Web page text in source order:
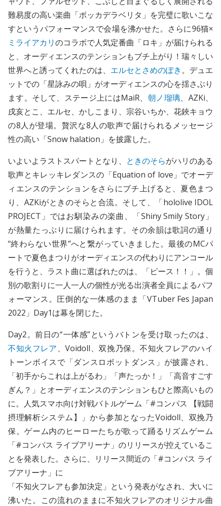
難易度の高い楽曲「ボッカデラベリタ」を完璧に歌いこな
すというパフォーマンスで会場を沸かせた。さらに96猫×
ミライアカリのコラボで人気定番曲「ロキ」が届けられる
と、オーディエンスのテンションもブチ上がり！瑞々しい
世界へと誘ってくれたのは、 エルセとさめのぽき。デュエ
ットでの「星詠みの唄」がオーディエンスの心を揺さぶり
ます。そして、ステージ上にはMaiR、 朝ノ瑠璃、AZKi、
戌亥とこ、エルセ、かしこまり、宗谷いちか、花鋏キョウ
の8人が登場。贅沢な8人の歌声で届けられるメッセージ
性の高い「Snow halation」を披露した。
いよいよラストスパートとなり、 ときのそらがハリのある
歌声とキレッキレダンスの「Equation of love」でオーデ
ィエンスのテンションをさらにブチ上げると、夏色まつ
り、AZKiがときのそらと合流。そして、「hololive IDOL
PROJECT」ではお馴染みの楽曲、「Shiny Smily Story」
が熱量たっぷりに届けられます。その余韻は歌詞の通り
“終わらない世界”へと繋がっていきました。最後のMCパ
ートで夏色まつりがオーディエンスの代わりにアンコール
を行うと、ラスト曲に選ばれたのは、「ピース！！」。個
別の歌割りに一人一人の個性が光る出演者全員によるパフ
ォーマンス。圧倒的な一体感のまま「VTuber Fes Japan
2022」Day1は幕を閉じた。
Day2。前日の“一体感”というバトンを受け取ったのは、
不知火フレア、Voidoll、双挽乃保。不知火フレアのハイ
トーンボイスで「ダンスロボットダンス」が披露され、
「初手からこれは上がるわ」「声たっか！」「高音すごす
ぎん？」とオーディエンスのテンションもひと際高いもの
に。人気スマホ向け対戦バトルゲーム「#コンパス 【戦闘
摂理解析システム】」から参加となったVoidoll、双挽乃
保。ゲーム内のヒーローたちが歌って踊るリズムゲーム
「#コンパス ライブアリーナ」のリリースが控えているこ
とを発表した。さらに、リリース間近の「#コンパス ライ
ブアリーナ」に
「不知火フレアも参加決定」という発表がなされ、大いに
沸いた。この流れのままに不知火フレアのオリジナル曲